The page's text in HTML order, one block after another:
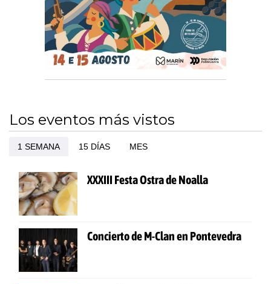
Los eventos más vistos
1 SEMANA 15 DÍAS MES
XXXIII Festa Ostra de Noalla
Concierto de M-Clan en Pontevedra